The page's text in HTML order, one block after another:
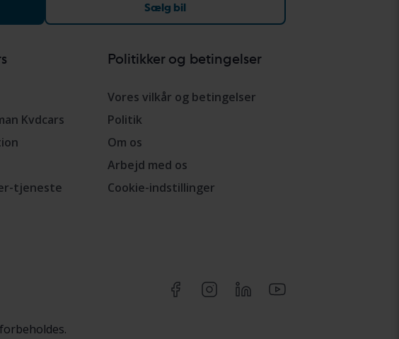
Sælg bil
Kvdcars
tjeneste
Politikker og betingelser
Vores vilkår og betingelser
Politik
Om os
Arbejd med os
Cookie-indstillinger